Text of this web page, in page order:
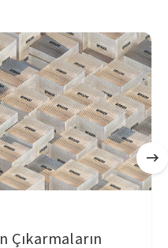
Çıkarmaların